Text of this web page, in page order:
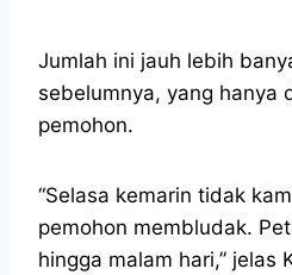
Jumlah ini jauh lebih
sebelumnya, yang hanya
pemohon.
“Selasa kemarin tidak
pemohon membludak.
hingga malam hari,” jelas